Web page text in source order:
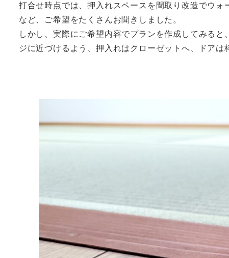
打合せ時点では、押入れスペースを間取り改造でウ
など、ご希望をたくさんお聞きしました。
しかし、実際にご希望内容でプランを作成してみる
ジに近づけるよう、押入れはクローゼットへ、ドア